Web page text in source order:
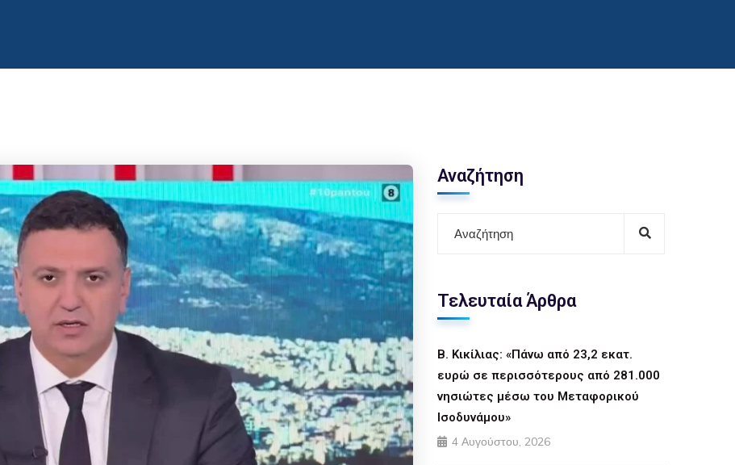
Αναζήτηση
Τελευταία Άρθρα
Β. Κικίλιας: «Πάνω από 23,2 εκατ.
ευρώ σε περισσότερους από 281.000
νησιώτες μέσω του Μεταφορικού
Ισοδυνάμου»
4 Αυγούστου, 2026